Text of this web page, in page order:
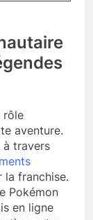
rôle
aventure.
à travers
la franchise.
Pokémon
en ligne